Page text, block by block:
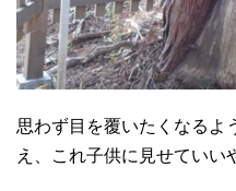
思わず目を覆いたくなるよ
え、これ子供に見せていい